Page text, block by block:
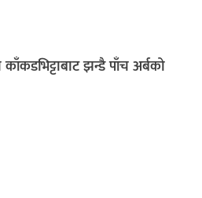
झन्डै पाँच अर्बको